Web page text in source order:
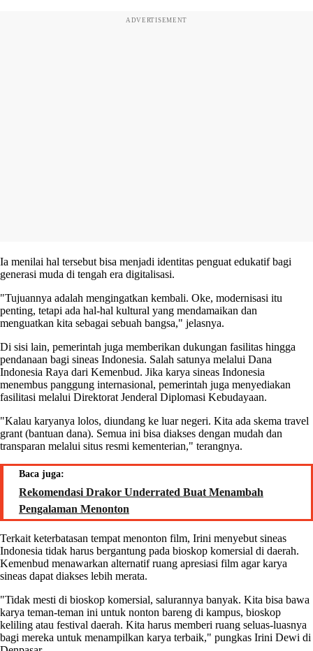
ADVERTISEMENT
Ia menilai hal tersebut bisa menjadi identitas penguat edukatif bagi
generasi muda di tengah era digitalisasi.
"Tujuannya adalah mengingatkan kembali. Oke, modernisasi itu
penting, tetapi ada hal-hal kultural yang mendamaikan dan
menguatkan kita sebagai sebuah bangsa," jelasnya.
Di sisi lain, pemerintah juga memberikan dukungan fasilitas hingga
pendanaan bagi sineas Indonesia. Salah satunya melalui Dana
Indonesia Raya dari Kemenbud. Jika karya sineas Indonesia
menembus panggung internasional, pemerintah juga menyediakan
fasilitasi melalui Direktorat Jenderal Diplomasi Kebudayaan.
"Kalau karyanya lolos, diundang ke luar negeri. Kita ada skema travel
grant (bantuan dana). Semua ini bisa diakses dengan mudah dan
transparan melalui situs resmi kementerian," terangnya.
Baca juga:
Rekomendasi Drakor Underrated Buat Menambah
Pengalaman Menonton
Terkait keterbatasan tempat menonton film, Irini menyebut sineas
Indonesia tidak harus bergantung pada bioskop komersial di daerah.
Kemenbud menawarkan alternatif ruang apresiasi film agar karya
sineas dapat diakses lebih merata.
"Tidak mesti di bioskop komersial, salurannya banyak. Kita bisa bawa
karya teman-teman ini untuk nonton bareng di kampus, bioskop
keliling atau festival daerah. Kita harus memberi ruang seluas-luasnya
bagi mereka untuk menampilkan karya terbaik," pungkas Irini Dewi di